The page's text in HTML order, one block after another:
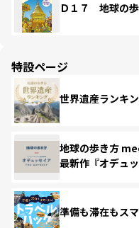
Ｄ１７ 地球の
特設ページ
世界遺産ランキ
地球の歩き方
最新作『オデュッ
準備も滞在もス